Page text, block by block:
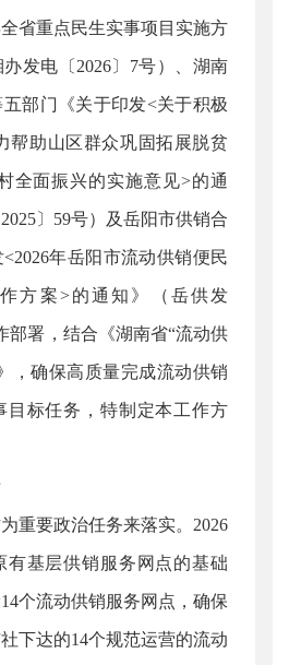
省重点民生实事项目实施方
发电〔2026〕7号）、湖南
部门《关于印发<关于积极
帮助山区群众巩固拓展脱贫
全面振兴的实施意见>的通
〕59号）及岳阳市供销合
年岳阳市流动供销便民
方案>的通知》（岳供发
部署，结合《湖南省“流动供
，确保高质量完成流动供销
目标任务，特制定本工作方
要政治任务来落实。2026
有基层供销服务网点的基础
个流动供销服务网点，确保
下达的14个规范运营的流动